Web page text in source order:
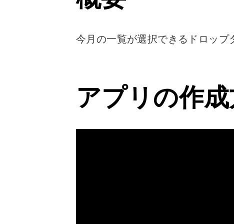
今月の一覧が選択できるドロップ
アプリの作